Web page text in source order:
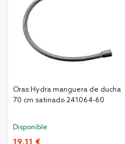
Oras Hydra manguera de ducha
70 cm satinado 241064-60
Disponible